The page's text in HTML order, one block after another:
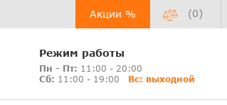
Акции % (0)
Режим работы
Пн - Пт: 11:00 - 20:00
Сб: 11:00 - 19:00 Вс: выходной